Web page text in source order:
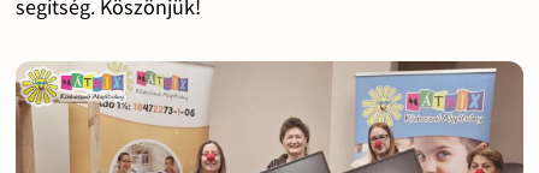
segítség. Köszönjük!